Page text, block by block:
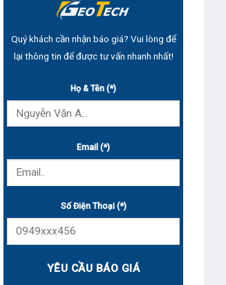
Quý khách cần nhận báo giá? Vui lòng để
lại thông tin để được tư vấn nhanh nhất!
Họ & Tên (*)
Email (*)
Số Điện Thoại (*)